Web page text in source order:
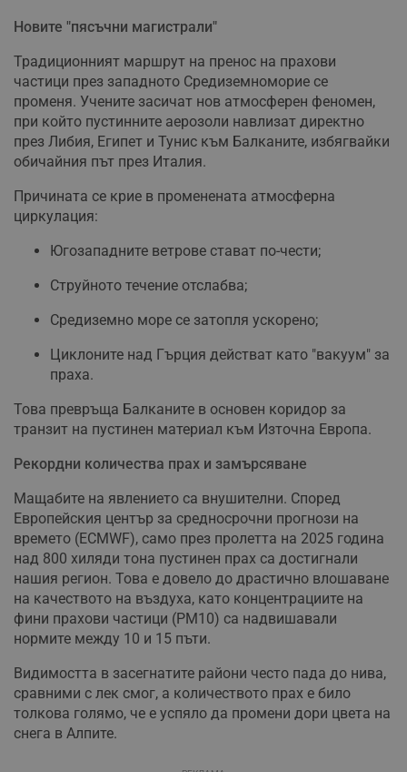
Новите "пясъчни магистрали"
Традиционният маршрут на пренос на прахови
частици през западното Средиземноморие се
променя. Учените засичат нов атмосферен феномен,
при който пустинните аерозоли навлизат директно
през Либия, Египет и Тунис към Балканите, избягвайки
обичайния път през Италия.
Причината се крие в променената атмосферна
циркулация:
Югозападните ветрове стават по-чести;
Струйното течение отслабва;
Средиземно море се затопля ускорено;
Циклоните над Гърция действат като "вакуум" за
праха.
Това превръща Балканите в основен коридор за
транзит на пустинен материал към Източна Европа.
Рекордни количества прах и замърсяване
Мащабите на явлението са внушителни. Според
Европейския център за средносрочни прогнози на
времето (ECMWF), само през пролетта на 2025 година
над 800 хиляди тона пустинен прах са достигнали
нашия регион. Това е довело до драстично влошаване
на качеството на въздуха, като концентрациите на
фини прахови частици (PM10) са надвишавали
нормите между 10 и 15 пъти.
Видимостта в засегнатите райони често пада до нива,
сравними с лек смог, а количеството прах е било
толкова голямо, че е успяло да промени дори цвета на
снега в Алпите.